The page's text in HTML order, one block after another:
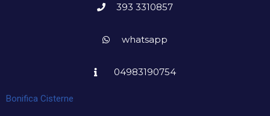
393 3310857
whatsapp
04983190754
Bonifica Cisterne